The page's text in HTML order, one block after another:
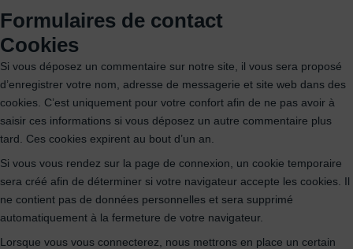
Formulaires de contact
Cookies
Si vous déposez un commentaire sur notre site, il vous sera proposé
d’enregistrer votre nom, adresse de messagerie et site web dans des
cookies. C’est uniquement pour votre confort afin de ne pas avoir à
saisir ces informations si vous déposez un autre commentaire plus
tard. Ces cookies expirent au bout d’un an.
Si vous vous rendez sur la page de connexion, un cookie temporaire
sera créé afin de déterminer si votre navigateur accepte les cookies. Il
ne contient pas de données personnelles et sera supprimé
automatiquement à la fermeture de votre navigateur.
Lorsque vous vous connecterez, nous mettrons en place un certain